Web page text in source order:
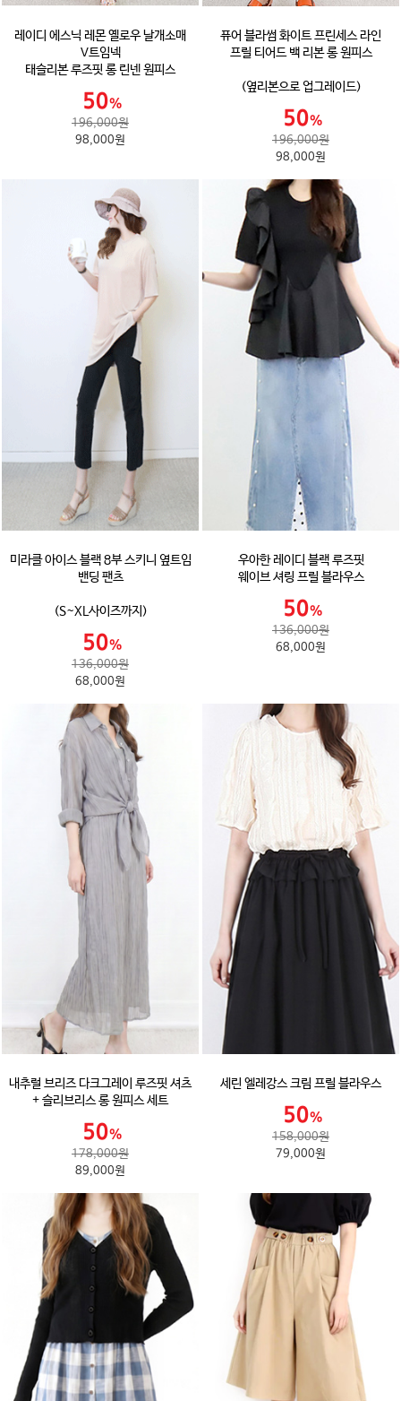
레이디 에스닉 레몬 옐로우 날개소매
V트임넥
태슬리본 루즈핏 롱 린넨 원피스
196,000원
98,000원
퓨어 블라썸 화이트 프린세스 라인
프릴 티어드 백 리본 롱 원피스
(옆리본으로 업그레이드)
196,000원
98,000원
미라클 아이스 블랙 8부 스키니 옆트임
밴딩 팬츠
(S~XL사이즈까지)
136,000원
68,000원
우아한 레이디 블랙 루즈핏
웨이브 셔링 프릴 블라우스
136,000원
68,000원
내추럴 브리즈 다크그레이 루즈핏 셔츠
+ 슬리브리스 롱 원피스 세트
178,000원
89,000원
세린 엘레강스 크림 프릴 블라우스
158,000원
79,000원